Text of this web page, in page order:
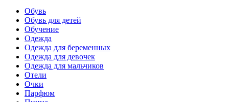
Обувь
Обувь для детей
Обучение
Одежда
Одежда для беременных
Одежда для девочек
Одежда для мальчиков
Отели
Очки
Парфюм